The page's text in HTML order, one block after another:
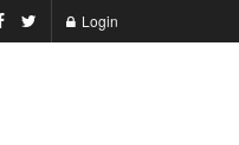
Login